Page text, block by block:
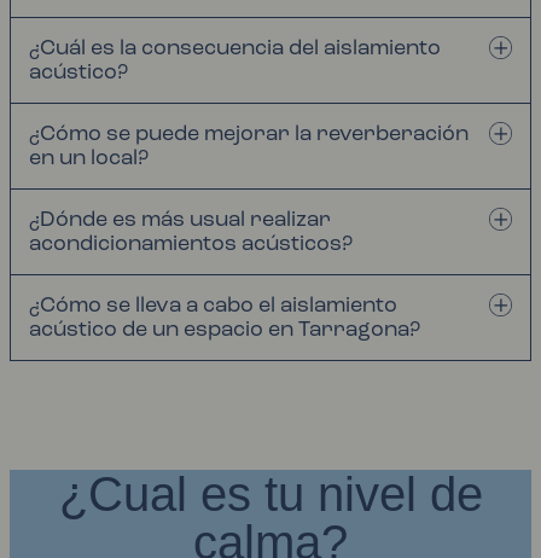
¿Cuál es la consecuencia del aislamiento
acústico?
¿Cómo se puede mejorar la reverberación
en un local?
¿Dónde es más usual realizar
acondicionamientos acústicos?
¿Cómo se lleva a cabo el aislamiento
acústico de un espacio en Tarragona?
¿Cual es tu nivel de
calma?